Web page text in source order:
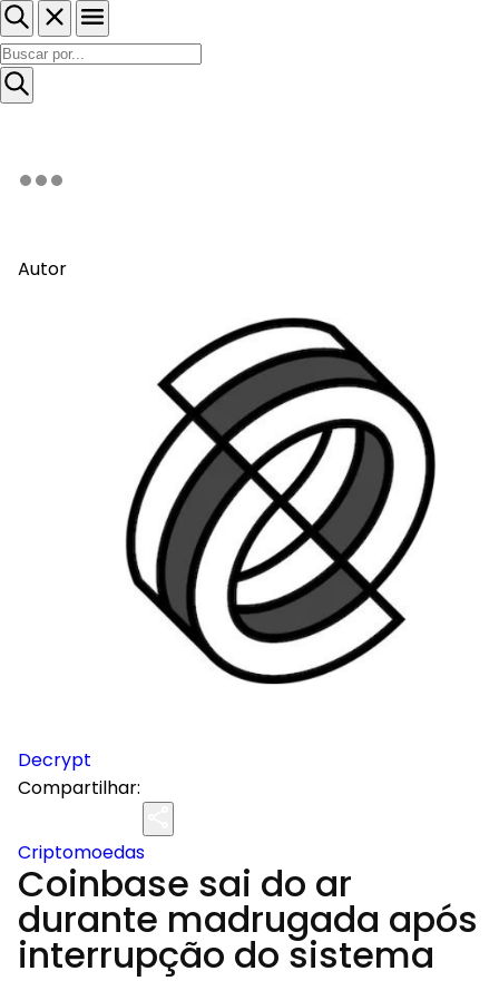
Autor
Decrypt
Compartilhar:
Criptomoedas
Coinbase sai do ar
durante madrugada após
interrupção do sistema